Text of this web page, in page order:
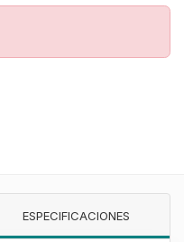
ESPECIFICACIONES